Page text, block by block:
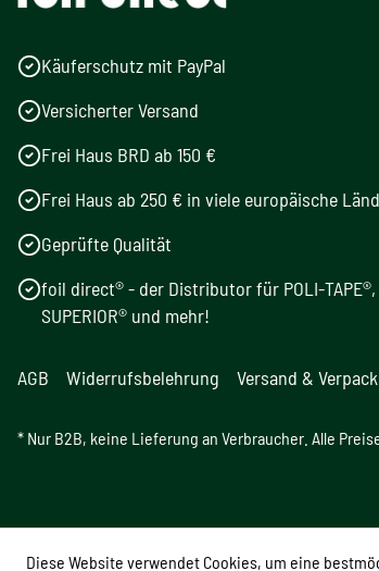
Käuferschutz mit PayPal
Versicherter Versand
Frei Haus BRD ab 150 €
Frei Haus ab 250 € in viele europäische
Geprüfte Qualität
foil direct® - der Distributor für POLI-TAPE®,
SUPERIOR® und mehr!
AGB Widerrufsbelehrung Versand &
* Nur B2B, keine Lieferung an Verbraucher. Alle
Diese Website verwendet Cookies, um eine